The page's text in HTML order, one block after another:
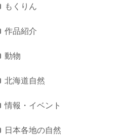
もくりん
作品紹介
動物
北海道自然
情報・イベント
日本各地の自然